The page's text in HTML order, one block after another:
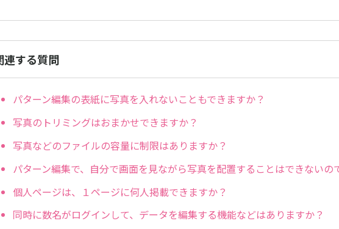
連する質問
パターン編集の表紙に写真を入れないこともできますか？
写真のトリミングはおまかせできますか？
写真などのファイルの容量に制限はありますか？
パターン編集で、自分で画面を見ながら写真を配置することはできないの
個人ページは、１ページに何人掲載できますか？
同時に数名がログインして、データを編集する機能などはありますか？